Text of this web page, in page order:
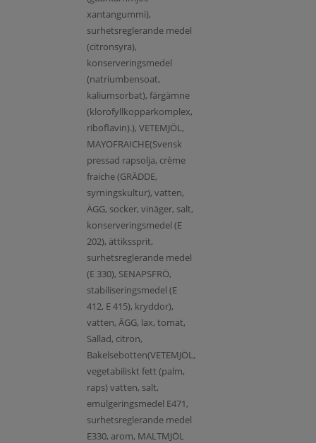
xantangummi),
surhetsreglerande medel
(citronsyra),
konserveringsmedel
(natriumbensoat,
kaliumsorbat), färgämne
(klorofyllkopparkomplex,
riboflavin).), VETEMJÖL,
MAYOFRAICHE(Svensk
pressad rapsolja, crème
fraiche (GRÄDDE,
syrningskultur), vatten,
ÄGG, socker, vinäger, salt,
konserveringsmedel (E
202), ättikssprit,
surhetsreglerande medel
(E 330), SENAPSFRÖ,
stabiliseringsmedel (E
412, E 415), kryddor),
vatten, ÄGG, lax, tomat,
Sallad, citron,
Bakelsebotten(VETEMJÖL,
vegetabiliskt fett (palm,
raps) vatten, salt,
emulgeringsmedel E471,
surhetsreglerande medel
E330, arom, MALTMJÖL